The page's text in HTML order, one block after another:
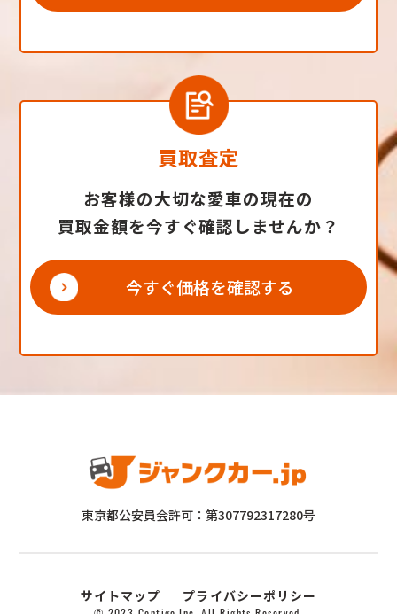
買取査定
お客様の大切な愛車の現在の
買取金額を今すぐ確認しませんか？
今すぐ価格を確認する
東京都公安員会許可：第307792317280号
サイトマップ プライバシーポリシー